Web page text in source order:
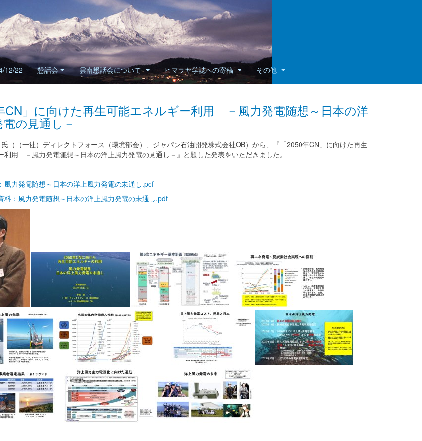
12/22 懇話会 雲南懇話会について ヒマラヤ学誌への寄稿 その他
CN」に向けた再生可能エネルギー利用 －風力発電随想～日本の洋
の見通し－
（（一社）ディレクトフォース（環境部会）、ジャパン石油開発株式会社OB）から、『「2050年CN」に向けた再生
利用 －風力発電随想～日本の洋上風力発電の見通し－』と題した発表をいただきました。
風力発電随想～日本の洋上風力発電の未通し.pdf
料：風力発電随想～日本の洋上風力発電の未通し.pdf